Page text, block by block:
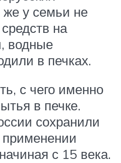
у семьи не
на
водные
в печках.
с чего именно
в печке.
сохранили
применении
с 15 века.